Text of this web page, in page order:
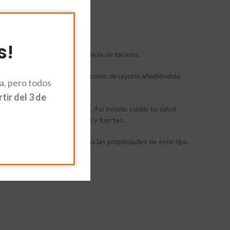
pero todos
del 3 de
debido a la baja presencia de taninos.
es excelente para tomarlo como desayuno añadiéndole
como los gases o el reflujo. Así mismo, cuidar tu salud
se mantendrán sanos y fuertes.
fácil beneficiarte de todas las propiedades de este tipo